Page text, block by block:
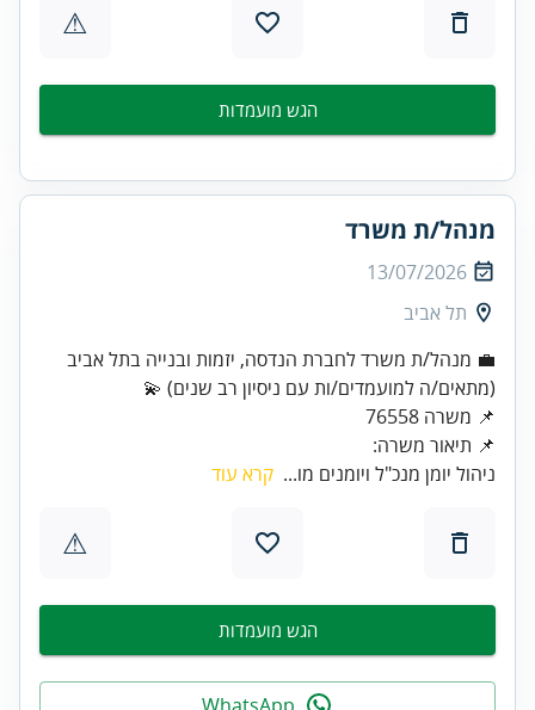
⚠
הגש מועמדות
מנהל/ת משרד
13/07/2026
תל אביב
💼 מנהל/ת משרד לחברת הנדסה, יזמות ובנייה בתל אביב
📌 משרה 76558
📌 תיאור משרה:
ניהול יומן מנכ"ל ויומנים מו... קרא עוד
⚠
הגש מועמדות